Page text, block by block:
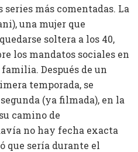
más comentadas. La
una mujer que
soltera a los 40,
los mandatos sociales en
Después de un
temporada, se
(ya filmada), en la
camino de
no hay fecha exacta
que sería durante el